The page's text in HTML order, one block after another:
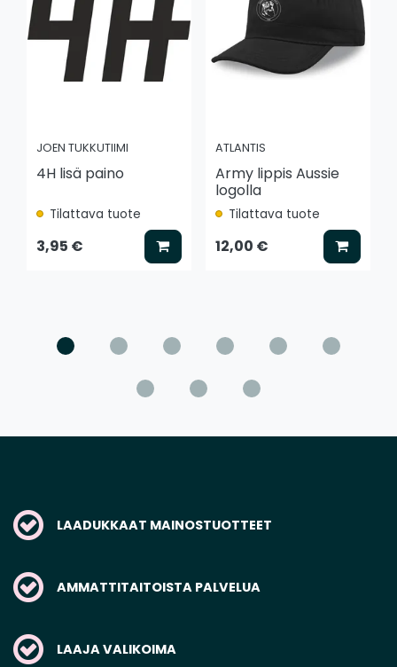
JOEN TUKKUTIIMI
4H lisä paino
Tilattava tuote
3,95 € Lisää koriin
ATLANTIS
Army lippis Aussie
logolla
Tilattava tuote
12,00 € Lisää
LAADUKKAAT MAINOSTUOTTEET
AMMATTITAITOISTA PALVELUA
LAAJA VALIKOIMA